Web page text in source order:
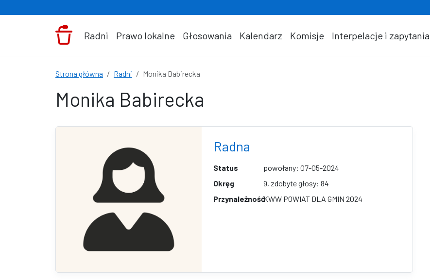
Radni Prawo lokalne Głosowania Kalendarz Komisje Interpelacje i zapytania
Strona główna Radni Monika Babirecka
Monika Babirecka
Radna
Status
powołany: 07-05-2024
Okręg
9, zdobyte głosy: 84
PrzynależnośćKWW POWIAT DLA GMIN 2024